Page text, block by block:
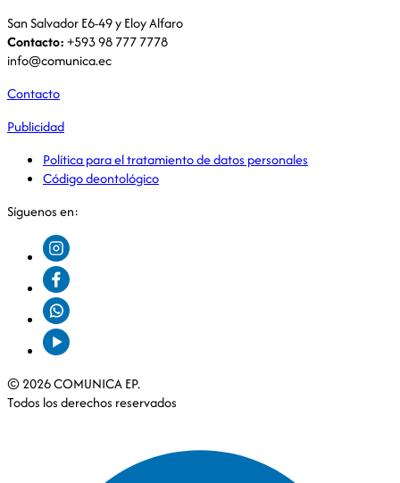
San Salvador E6-49 y Eloy Alfaro
Contacto:+593 98 777 7778
info@comunica.ec
Contacto
Publicidad
Política para el tratamiento de datos personales
Código deontológico
Síguenos en:
© 2026 COMUNICA EP.
Todos los derechos reservados